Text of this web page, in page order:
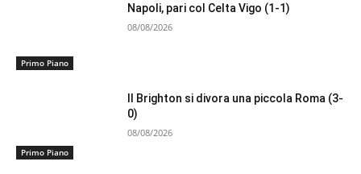
Primo Piano
Napoli, pari col Celta Vigo (1-1)
08/08/2026
Primo Piano
Il Brighton si divora una piccola Roma (3-
0)
08/08/2026